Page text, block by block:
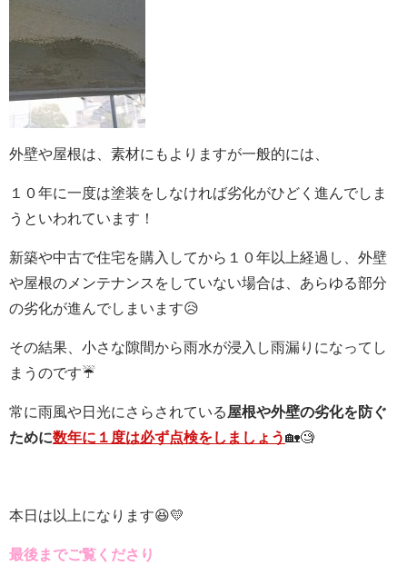
外壁や屋根は、素材にもよりますが一般的には、
１０年に一度は塗装をしなければ劣化がひどく進んでしま
うといわれています！
新築や中古で住宅を購入してから１０年以上経過し、外壁
や屋根のメンテナンスをしていない場合は、あらゆる部分
の劣化が進んでしまいます😥
その結果、小さな隙間から雨水が浸入し雨漏りになってし
まうのです☔
常に雨風や日光にさらされている屋根や外壁の劣化を防ぐ
ために数年に１度は必ず点検をしましょう🏡🧐
本日は以上になります😆💛
最後までご覧くださり